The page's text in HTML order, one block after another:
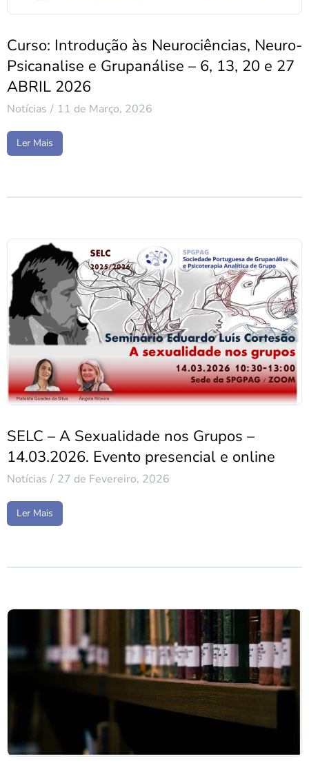
Curso: Introdução às Neurociências, Neuro-
Psicanalise e Grupanálise – 6, 13, 20 e 27
ABRIL 2026
Notícias 11 de Março, 2026
Ler Mais
SELC – A Sexualidade nos Grupos –
14.03.2026. Evento presencial e online
Notícias 27 de Fevereiro, 2026
Ler Mais